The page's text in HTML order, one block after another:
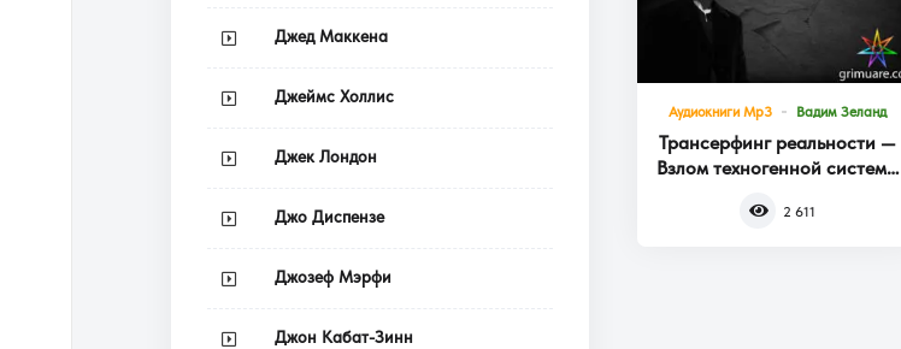
Аудиокниги Mp3 Вадим Зеланд
Трансерфинг реальности —
Взлом техногенной системы
2 611
Джед Маккена
Джеймс Холлис
Джек Лондон
Джо Диспензе
Джозеф Мэрфи
Джон Кабат-Зинн